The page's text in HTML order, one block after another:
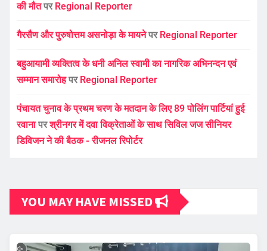
की मौतपर Regional Reporter
गैरसैण और पुरुषोत्तम असनोड़ा के मायनेपर Regional Reporter
बहुआयामी व्यक्तित्व के धनी अनिल स्वामी का नागरिक अभिनन्दन एवं
सम्मान समारोहपर Regional Reporter
पंचायत चुनाव के प्रथम चरण के मतदान के लिए 89 पोलिंग पार्टियां हुई
रवानापरश्रीनगर में दवा विक्रेताओं के साथ सिविल जज सीनियर
डिविजन ने की बैठक - रीजनल रिपोर्टर
YOU MAY HAVE MISSED